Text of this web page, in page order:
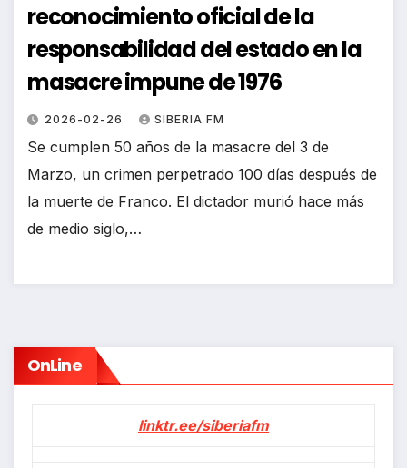
reconocimiento oficial de la
responsabilidad del estado en la
masacre impune de 1976
2026-02-26 SIBERIA FM
Se cumplen 50 años de la masacre del 3 de
Marzo, un crimen perpetrado 100 días después de
la muerte de Franco. El dictador murió hace más
de medio siglo,…
OnLine
linktr.ee/siberiafm